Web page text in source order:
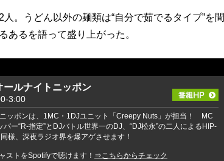
。うどん以外の麺類は“自分で茹でるタイプ”を間
あるを語って盛り上がった。
ルナイトニッポン
3:00
ッポンは、1MC・1DJユニット「Creepy Nuts」が担当！ MC
ー“R-指定”とDJバトル世界一のDJ、“DJ松永”の二人によるHIP-
様、深夜ラジオ界を爆アゲさせます！
ストをSpotifyで聴けます！ ⇒こちらからチェック